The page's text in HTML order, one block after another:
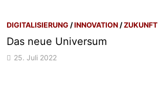
DIGITALISIERUNG /INNOVATION /ZUKUNFT
Das neue Universum
25. Juli 2022